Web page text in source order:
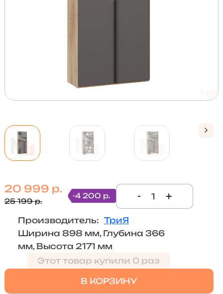
20 999 р.
25 199 р.
-4 200 р. - +
Производитель: ТриЯ
Ширина 898 мм, Глубина 366
мм, Высота 2171 мм
Этот товар купили 0 раз
В КОРЗИНУ